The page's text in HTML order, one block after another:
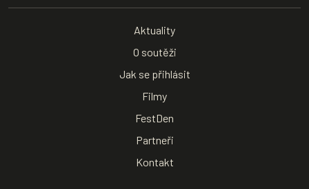
Aktuality
O soutěži
Jak se přihlásit
Filmy
FestDen
Partneři
Kontakt